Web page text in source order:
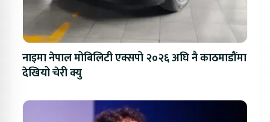
नाइमा नेपाल मोबिलिटी एक्सपो २०२६ अघि नै काठमाडौंमा
देखियो चेरी क्यु